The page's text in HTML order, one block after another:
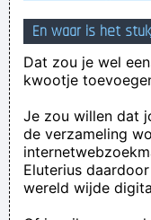
En waar is het
Dat zou je wel
kwootje
Je zou willen dat
de verzameling
Eluterius
wereld wijde